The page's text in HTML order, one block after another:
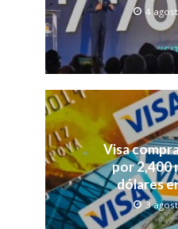
4
Visa
por 2,400
dólares
3